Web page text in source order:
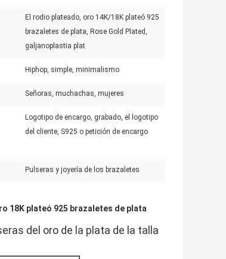
El rodio plateado, oro 14K/18K plateó 925
brazaletes de plata, Rose Gold Plated,
galjanoplastia plat
Hiphop, simple, minimalismo
Señoras, muchachas, mujeres
Logotipo de encargo, grabado, el logotipo
del cliente, S925 o petición de encargo
Pulseras y joyería de los brazaletes
18K plateó 925 brazaletes de plata
del oro de la plata de la talla